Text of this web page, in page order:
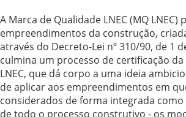
A Marca de Qualidade LNEC (MQ LNEC)
empreendimentos da construção,
através do Decreto-Lei nº 310/90, de 1
culmina um processo de certificação
LNEC, que dá corpo a uma ideia
de aplicar aos empreendimentos em
considerados de forma integrada
de todo o processo construtivo - os